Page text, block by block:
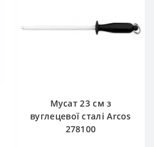
Мусат 23 см з
вуглецевої сталі Arcos
278100